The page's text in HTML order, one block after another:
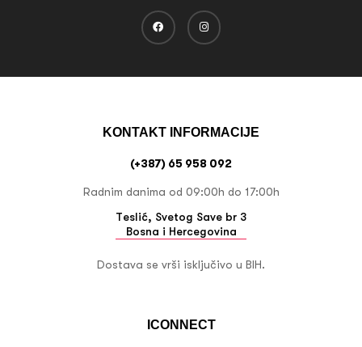
ICONNECT
KONTAKT INFORMACIJE
(+387) 65 958 092
Radnim danima od 09:00h do 17:00h
Teslić, Svetog Save br 3
Bosna i Hercegovina
Dostava se vrši isključivo u BIH.